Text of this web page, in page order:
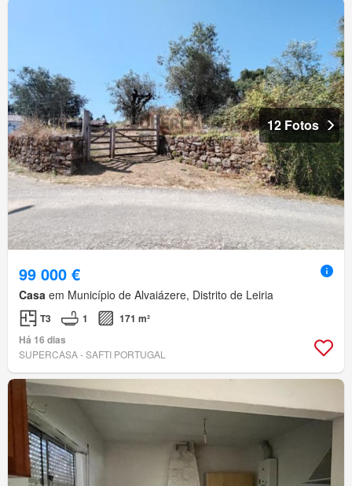
12 Fotos
99 000 €
Casa em Município de Alvaiázere, Distrito de Leiria
T3 1
171 m²
Há 16 dias
SUPERCASA - SAFTI PORTUGAL